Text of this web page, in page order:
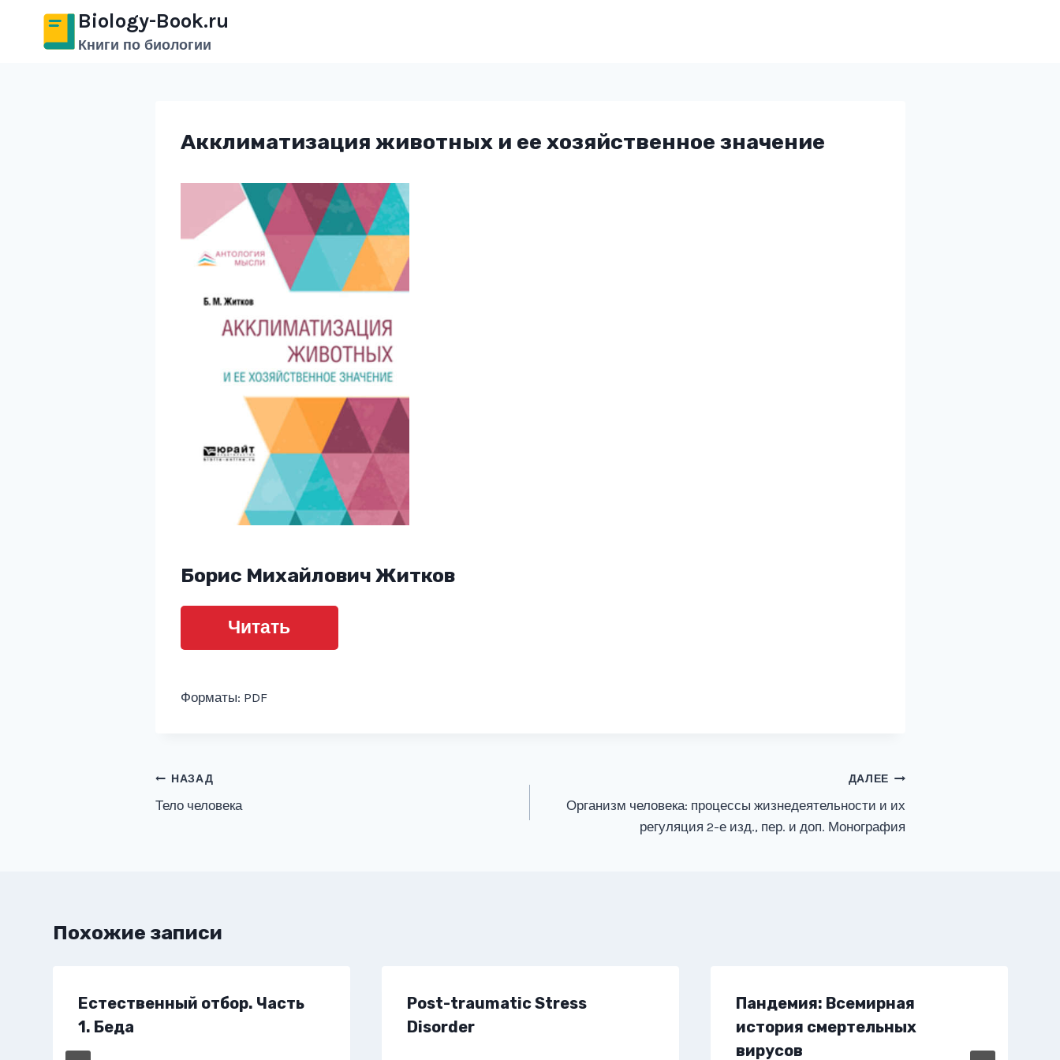
Перейти
содержимому
Biology-Book.ru
Книги по биологии
Акклиматизация животных и ее хозяйственное значение
Борис Михайлович Житков
Читать
Форматы: PDF
Навигация
по
НАЗАД
Тело человека
ДАЛЕЕ
Организм человека: процессы жизнедеятельности и их
регуляция 2-е изд., пер. и доп. Монография
Похожие записи
Естественный отбор. Часть
1. Беда
Post-traumatic Stress
Disorder
Пандемия: Всемирная
история смертельных
вирусов